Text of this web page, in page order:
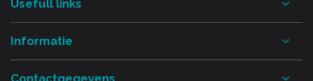
Usefull links
Informatie
Contactgegevens